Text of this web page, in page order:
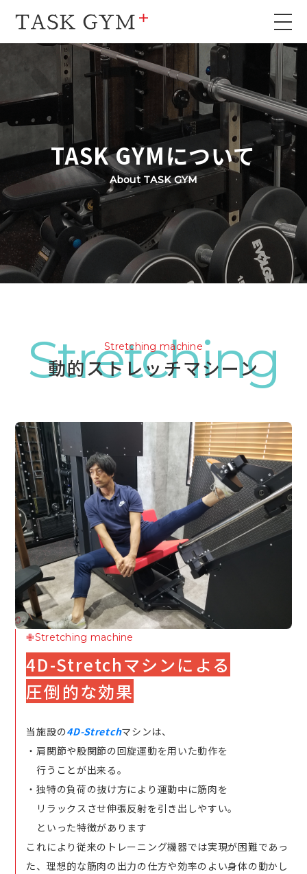
TASK GYMについて
About TASK GYM
Stretching
Stretching machine
動的ストレッチマシーン
✙Stretching machine
4D-Stretchマシンによる
圧倒的な効果
当施設の4D-Stretchマシンは、
・肩関節や股関節の回旋運動を用いた動作を
行うことが出来る。
・独特の負荷の抜け方により運動中に筋肉を
リラックスさせ伸張反射を引き出しやすい。
といった特徴があります
これにより従来のトレーニング機器では実現が困難であっ
た、理想的な筋肉の出力の仕方や効率のよい身体の動かし